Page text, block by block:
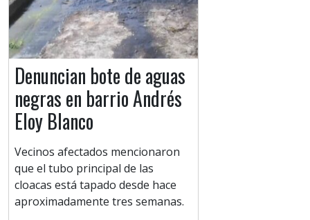
Denuncian bote de aguas
negras en barrio Andrés
Eloy Blanco
Vecinos afectados mencionaron
que el tubo principal de las
cloacas está tapado desde hace
aproximadamente tres semanas.